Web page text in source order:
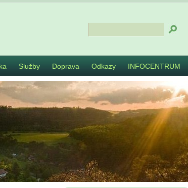
Služby Doprava Odkazy INFOCENTRUM